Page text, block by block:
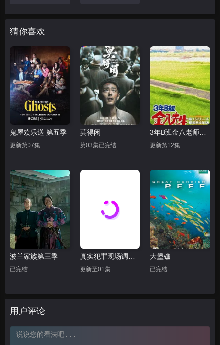
猜你喜欢
鬼屋欢乐送 第五季
更新第07集
莫得闲
第03集已完结
3年B班金八老师第三季
更新第12集
波兰家族第三季
已完结 更新至01集
大堡礁
已完结
用户评论